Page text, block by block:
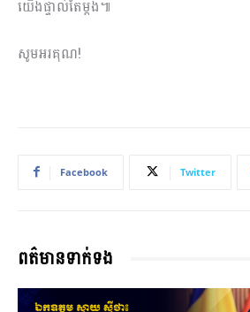
យើងផ្ទាល់តែម្តង៕
សូមអរគុណ!
Facebook Twitter
ពត៌មានទាក់ទង